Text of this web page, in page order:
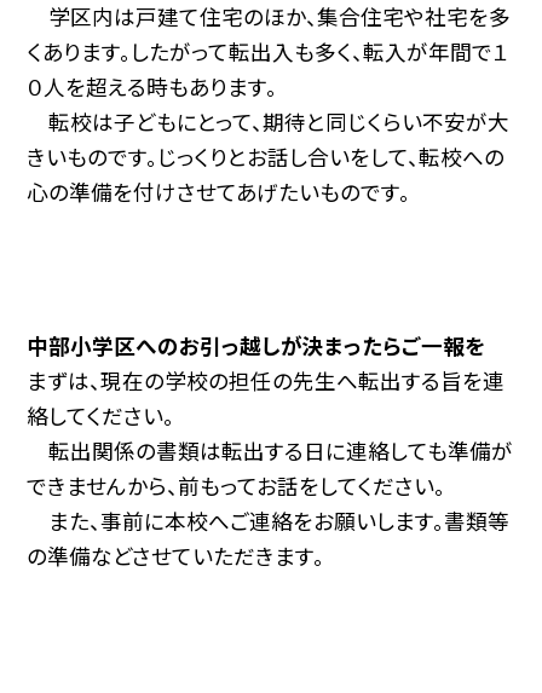
学区内は戸建て住宅のほか、集合住宅や社宅を多
くあります。したがって転出入も多く、転入が年間で１
０人を超える時もあります。
転校は子どもにとって、期待と同じくらい不安が大
きいものです。じっくりとお話し合いをして、転校への
心の準備を付けさせてあげたいものです。
中部小学区へのお引っ越しが決まったらご一報を
まずは、現在の学校の担任の先生へ転出する旨を連
絡してください。
転出関係の書類は転出する日に連絡しても準備が
できませんから、前もってお話をしてください。
また、事前に本校へご連絡をお願いします。書類等
の準備などさせていただきます。